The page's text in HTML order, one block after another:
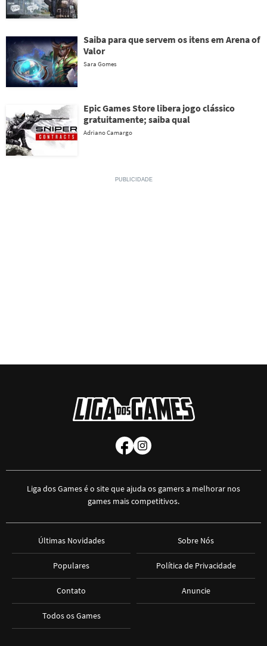
Saiba para que servem os itens em Arena of
Valor
Sara Gomes
Epic Games Store libera jogo clássico
gratuitamente; saiba qual
Adriano Camargo
Liga dos Games é o site que ajuda os gamers a melhorar nos
games mais competitivos.
Últimas Novidades
Populares
Contato
Todos os Games
Sobre Nós
Política de Privacidade
Anuncie